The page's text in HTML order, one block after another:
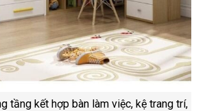
kết hợp bàn làm việc, kệ trang trí,